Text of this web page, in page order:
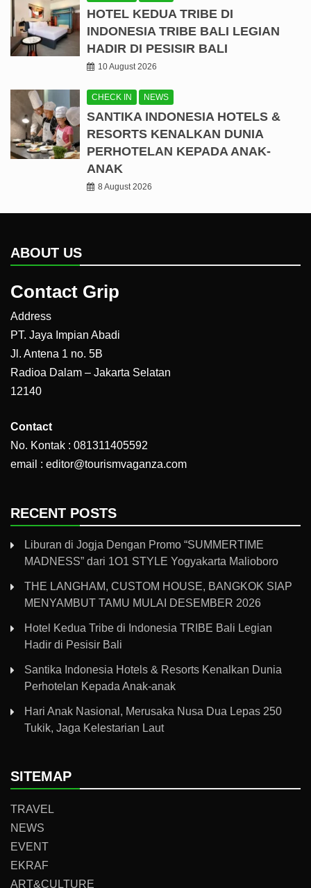
HOTEL KEDUA TRIBE DI
INDONESIA TRIBE BALI LEGIAN
HADIR DI PESISIR BALI
10 August 2026
CHECK IN NEWS
SANTIKA INDONESIA HOTELS &
RESORTS KENALKAN DUNIA
PERHOTELAN KEPADA ANAK-
ANAK
8 August 2026
ABOUT US
Contact Grip
Address
PT. Jaya Impian Abadi
Jl. Antena 1 no. 5B
Radioa Dalam – Jakarta Selatan
12140
Contact
No. Kontak : 081311405592
email : editor@tourismvaganza.com
RECENT POSTS
Liburan di Jogja Dengan Promo “SUMMERTIME
MADNESS” dari 1O1 STYLE Yogyakarta Malioboro
THE LANGHAM, CUSTOM HOUSE, BANGKOK SIAP
MENYAMBUT TAMU MULAI DESEMBER 2026
Hotel Kedua Tribe di Indonesia TRIBE Bali Legian
Hadir di Pesisir Bali
Santika Indonesia Hotels & Resorts Kenalkan Dunia
Perhotelan Kepada Anak-anak
Hari Anak Nasional, Merusaka Nusa Dua Lepas 250
Tukik, Jaga Kelestarian Laut
SITEMAP
TRAVEL
NEWS
EVENT
EKRAF
ART&CULTURE